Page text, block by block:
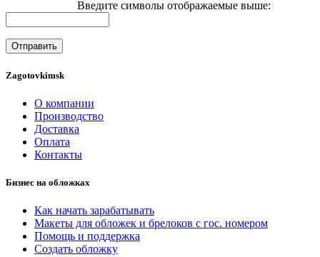
Введите символы отображаемые выше:
Zagotovkimsk
О компании
Производство
Доставка
Оплата
Контакты
Бизнес на обложках
Как начать зарабатывать
Макеты для обложек и брелоков с гос. номером
Помощь и поддержка
Создать обложку